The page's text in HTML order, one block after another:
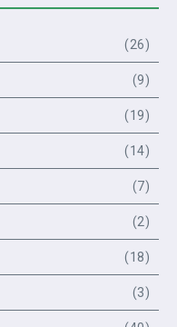
(26)
(9)
(19)
(14)
(7)
(2)
(18)
(3)